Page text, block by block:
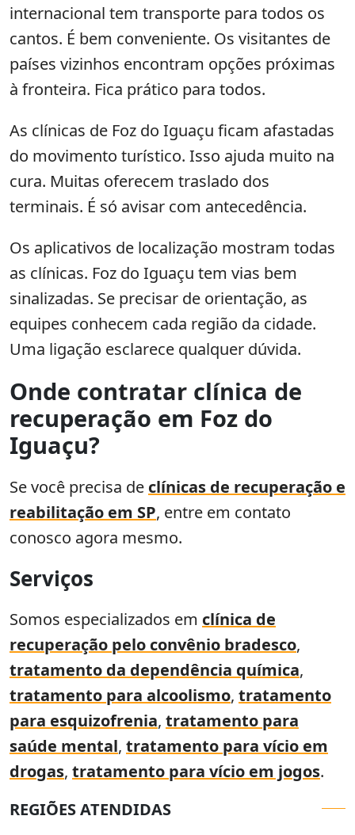
REGIÕES ATENDIDAS
internacional tem transporte para todos os
cantos. É bem conveniente. Os visitantes de
países vizinhos encontram opções próximas
à fronteira. Fica prático para todos.
As clínicas de Foz do Iguaçu ficam afastadas
do movimento turístico. Isso ajuda muito na
cura. Muitas oferecem traslado dos
terminais. É só avisar com antecedência.
Os aplicativos de localização mostram todas
as clínicas. Foz do Iguaçu tem vias bem
sinalizadas. Se precisar de orientação, as
equipes conhecem cada região da cidade.
Uma ligação esclarece qualquer dúvida.
Onde contratar clínica de
recuperação em Foz do
Iguaçu?
Se você precisa de clínicas de recuperação e
reabilitação em SP, entre em contato
conosco agora mesmo.
Serviços
Somos especializados em clínica de
recuperação pelo convênio bradesco,
tratamento da dependência química,
tratamento para alcoolismo, tratamento
para esquizofrenia, tratamento para
saúde mental, tratamento para vício em
drogas​, tratamento para vício em jogos.